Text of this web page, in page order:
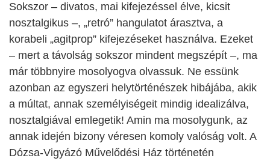
Sokszor – divatos, mai kifejezéssel élve, kicsit
nosztalgikus –, „retró” hangulatot árasztva, a
korabeli „agitprop” kifejezéseket használva. Ezeket
– mert a távolság sokszor mindent megszépít –, ma
már többnyire mosolyogva olvassuk. Ne essünk
azonban az egyszeri helytörténészek hibájába, akik
a múltat, annak személyiségeit mindig idealizálva,
nosztalgiával emlegetik! Amin ma mosolygunk, az
annak idején bizony véresen komoly valóság volt. A
Dózsa-Vigyázó Művelődési Ház történetén